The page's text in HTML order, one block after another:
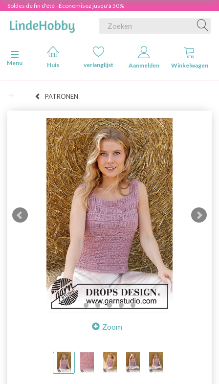
Soldes de fin d'été - Économisez jusqu'à 50%
Navigatie in-/uitschakelen
Menu
Huis verlanglijst Aanmelden Winkelwagen
PATRONEN
Zoom